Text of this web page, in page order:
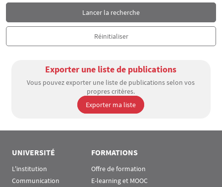
Exporter une liste de publications
Vous pouvez exporter une liste de publications selon vos
propres critères.
Exporter ma liste
UNIVERSITÉ
L'institution
Communication
FORMATIONS
Offre de formation
E-learning et MOOC